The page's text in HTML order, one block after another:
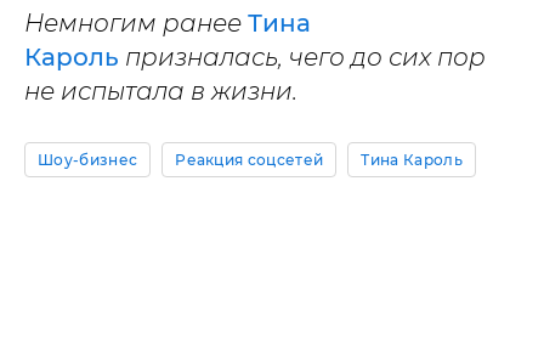
Немногим ранее Тина
Кароль призналась, чего до сих пор
не испытала в жизни.
Шоу-бизнес Реакция соцсетей Тина Кароль